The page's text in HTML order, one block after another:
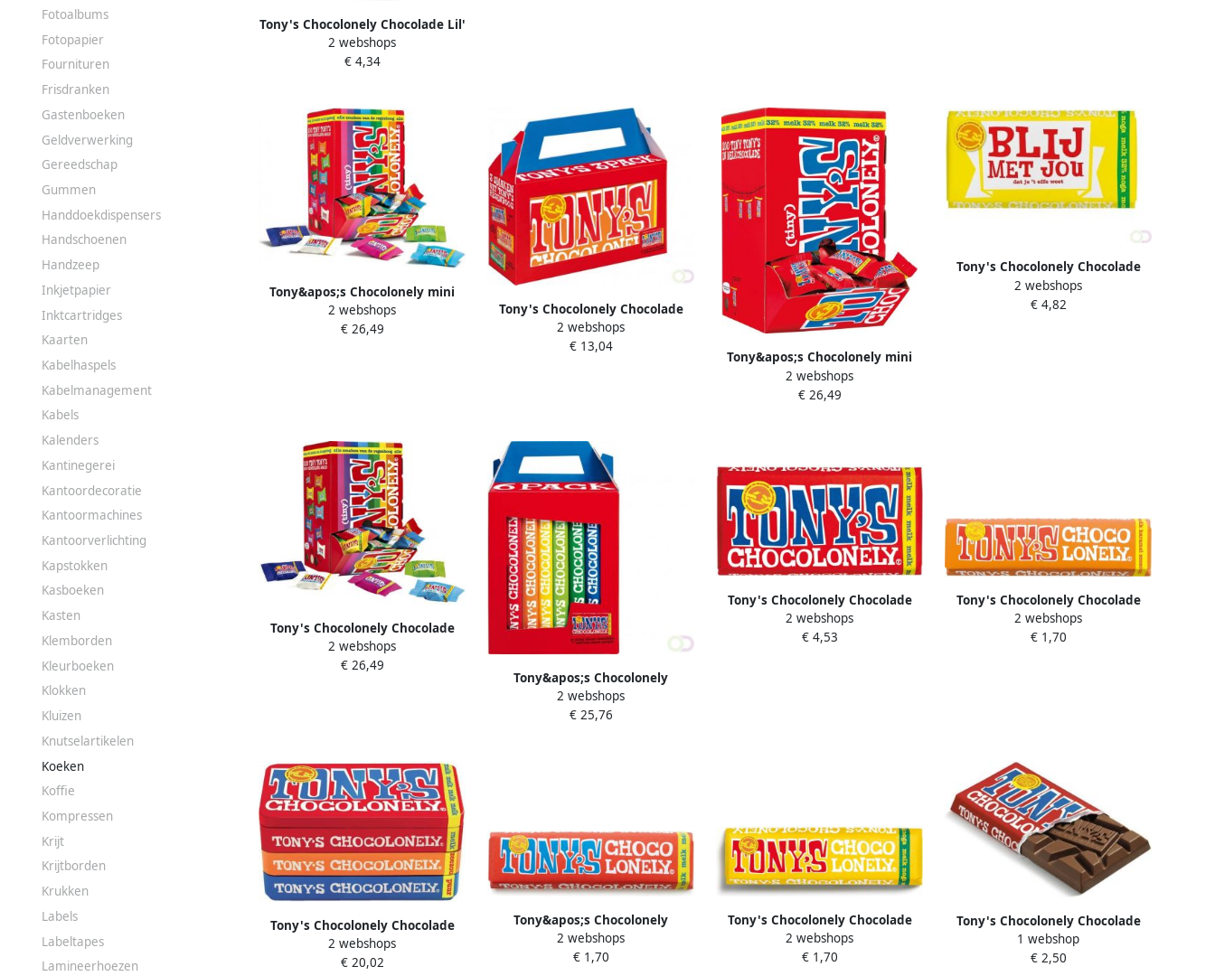
Fotoalbums
Fotopapier
Fournituren
Frisdranken
Gastenboeken
Geldverwerking
Gereedschap
Gummen
Handdoekdispensers
Handschoenen
Handzeep
Inkjetpapier
Inktcartridges
Kaarten
Kabelhaspels
Kabelmanagement
Kabels
Kalenders
Kantinegerei
Kantoordecoratie
Kantoormachines
Kantoorverlichting
Kapstokken
Kasboeken
Kasten
Klemborden
Kleurboeken
Klokken
Kluizen
Knutselartikelen
Koeken
Koffie
Kompressen
Krijt
Krijtborden
Krukken
Labels
Labeltapes
Lamineerhoezen
Tony's Chocolonely Chocolade Lil'
Bits melk karamel zeezout &
cookie 150 gram
2 webshops
€ 4,34
Tony&apos;s Chocolonely mini
chocoladereep 900g doos van 100
stuks apart verpakt puur
2 webshops
€ 26,49
Tony's Chocolonely Chocolade
Rainbowpack Classic 3 repen Ã
180gr
2 webshops
€ 13,04
Tony&apos;s Chocolonely mini
chocoladereep 900g doos van 100
stuks apart verpakt melk
2 webshops
€ 26,49
Tony's Chocolonely Chocolade
reep 180gr melk noga "Blij met
jou"
2 webshops
€ 4,82
Tony's Chocolonely Chocolade
tiny mix doos 100 st
2 webshops
€ 26,49
Tony&apos;s Chocolonely
chocoladereep Rainbowpack
Classic 180 g 6 stuks mix
2 webshops
€ 25,76
Tony's Chocolonely Chocolade
melk 180 gram 1 stuk
2 webshops
€ 4,53
Tony's Chocolonely Chocolade
reep 47 gram karamel zeezout
2 webshops
€ 1,70
Tony's Chocolonely Chocolade
stapelblik 3 x 180 gram melk
karamel zeezout en puur
2 webshops
€ 20,02
Tony&apos;s Chocolonely
chocoladereep 50g melk
2 webshops
€ 1,70
Tony's Chocolonely Chocolade
reep 47gr melk noga
2 webshops
€ 1,70
Tony's Chocolonely Chocolade
melk reep 90 gram
1 webshop
€ 2,50